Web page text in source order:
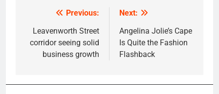
navigation
Previous:
Leavenworth Street
corridor seeing solid
business growth
Next:
Angelina Jolie’s Cape
Is Quite the Fashion
Flashback